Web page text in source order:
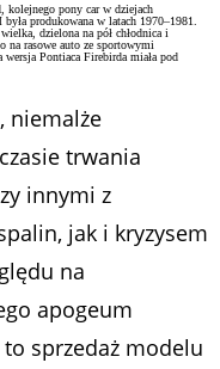
kolejnego pony car w dziejach
produkowana w latach 1970–1981.
dzielona na pół chłodnica i
na rasowe auto ze sportowymi
Pontiaca Firebirda miała pod
niemalże
trwania
innymi z
jak i kryzysem
na
apogeum
sprzedaż modelu